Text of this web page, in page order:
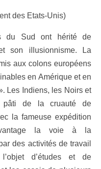
des Etats-Unis)
du Sud ont hérité de
son illusionnisme. La
aux colons européens
en Amérique et en
Les Indiens, les Noirs et
pâti de la cruauté de
la fameuse expédition
la voie à la
des activités de travail
d’études et de